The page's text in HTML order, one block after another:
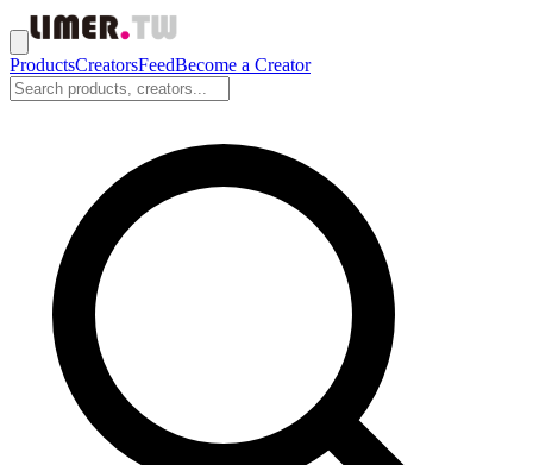
ProductsCreatorsFeedBecome a Creator